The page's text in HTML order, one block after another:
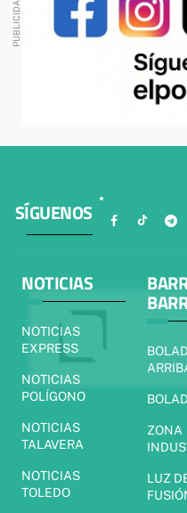
SÍGUENOS
NOTICIAS
NOTICIAS
EXPRESS
NOTICIAS
POLÍGONO
NOTICIAS
TALAVERA
NOTICIAS
TOLEDO
ZONA
LUZ